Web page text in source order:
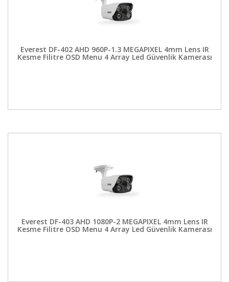
Everest DF-402 AHD 960P-1.3 MEGAPIXEL 4mm Lens IR
Kesme Filitre OSD Menu 4 Array Led Güvenlik Kamerası
Everest DF-403 AHD 1080P-2 MEGAPIXEL 4mm Lens IR
Kesme Filitre OSD Menu 4 Array Led Güvenlik Kamerası